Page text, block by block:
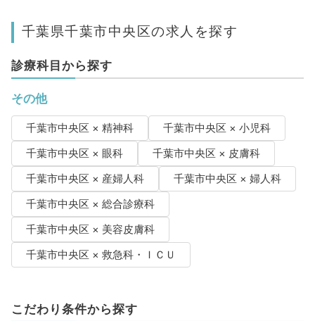
千葉県千葉市中央区の求人を探す
診療科目から探す
その他
千葉市中央区 × 精神科
千葉市中央区 × 小児科
千葉市中央区 × 眼科
千葉市中央区 × 皮膚科
千葉市中央区 × 産婦人科
千葉市中央区 × 婦人科
千葉市中央区 × 総合診療科
千葉市中央区 × 美容皮膚科
千葉市中央区 × 救急科・ＩＣＵ
こだわり条件から探す